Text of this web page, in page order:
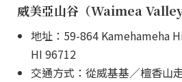
威美亞山谷（Waimea Valley
地址：59-864 Kamehameha
HI 96712
交通方式：從威基基／檀香山